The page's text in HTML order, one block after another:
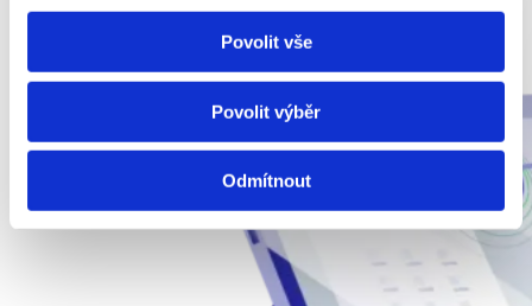
Povolit vše
Povolit výběr
Odmítnout